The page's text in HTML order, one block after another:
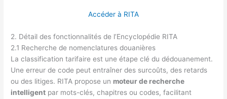
Accéder à RITA
2. Détail des fonctionnalités de l’Encyclopédie RITA
2.1 Recherche de nomenclatures douanières
La classification tarifaire est une étape clé du dédouanement.
Une erreur de code peut entraîner des surcoûts, des retards
ou des litiges. RITA propose un moteur de recherche
intelligent par mots-clés, chapitres ou codes, facilitant